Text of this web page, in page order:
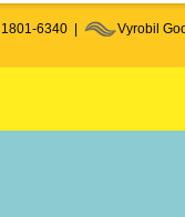
1801-6340 | Vyrobil